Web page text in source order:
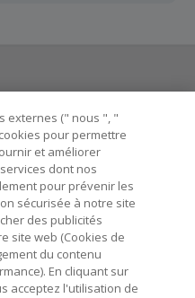
externes (" nous ", "
pour permettre
et améliorer
dont nos
pour prévenir les
sécurisée à notre site
des publicités
site web (Cookies de
du contenu
En cliquant sur
acceptez l'utilisation de